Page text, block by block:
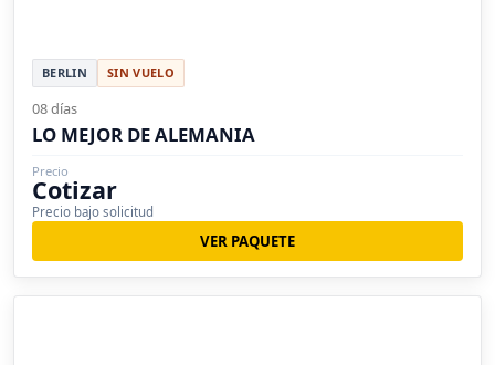
BERLIN SIN VUELO
08 días
LO MEJOR DE ALEMANIA
Precio
Cotizar
Precio bajo solicitud
VER PAQUETE